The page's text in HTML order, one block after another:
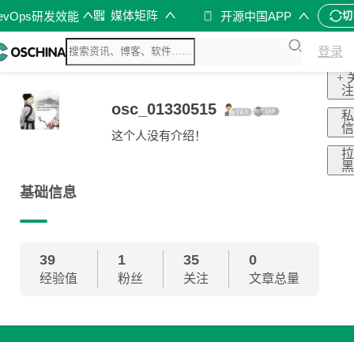
研发效能 媒体矩阵 开源中国APP
登录
osc_01330515
这个人没有介绍！
+
注
私
信
拉
黑
基础信息
39
经验值
1
粉丝
35
关注
0
文章总量